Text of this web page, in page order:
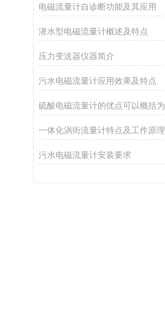
电磁流量计自诊断功能及其应用
潜水型电磁流量计概述及特点
压力变送器仪器简介
污水电磁流量计应用效果及特点
一体化涡街流量计特点及工作原理
污水电磁流量计安装要求